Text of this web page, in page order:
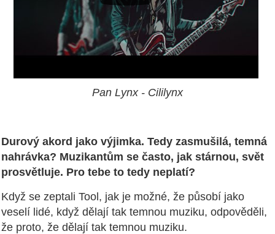
Pan Lynx - Cililynx
Durový akord jako výjimka. Tedy zasmušilá, temná
nahrávka? Muzikantům se často, jak stárnou, svět
prosvětluje. Pro tebe to tedy neplatí?
Když se zeptali Tool, jak je možné, že působí jako
veselí lidé, když dělají tak temnou muziku, odpověděli,
že proto, že dělají tak temnou muziku.